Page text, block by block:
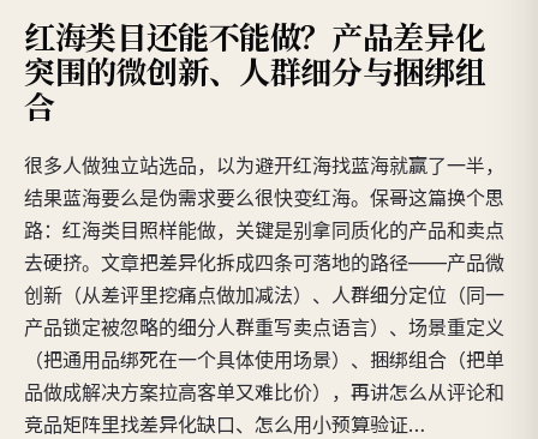
红海类目还能不能做？产品差异化
突围的微创新、人群细分与捆绑组
合
很多人做独立站选品，以为避开红海找蓝海就赢了一半，
结果蓝海要么是伪需求要么很快变红海。保哥这篇换个思
路：红海类目照样能做，关键是别拿同质化的产品和卖点
去硬挤。文章把差异化拆成四条可落地的路径——产品微
创新（从差评里挖痛点做加减法）、人群细分定位（同一
产品锁定被忽略的细分人群重写卖点语言）、场景重定义
（把通用品绑死在一个具体使用场景）、捆绑组合（把单
品做成解决方案拉高客单又难比价），再讲怎么从评论和
竞品矩阵里找差异化缺口、怎么用小预算验证…